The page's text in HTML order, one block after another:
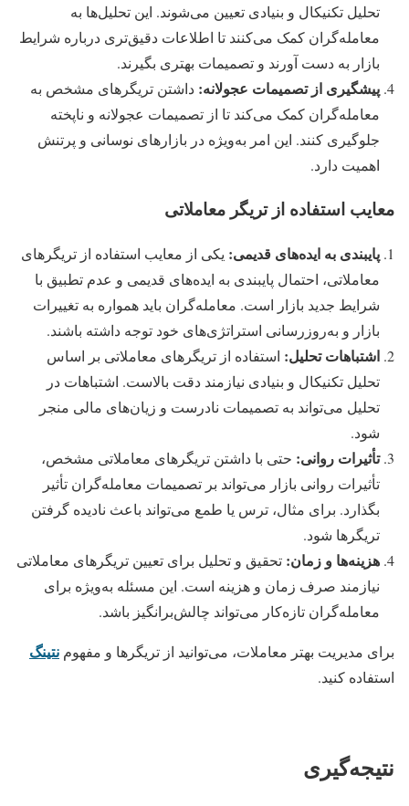
تحلیل تکنیکال و بنیادی تعیین می‌شوند. این تحلیل‌ها به
معامله‌گران کمک می‌کنند تا اطلاعات دقیق‌تری درباره شرایط
بازار به دست آورند و تصمیمات بهتری بگیرند.
پیشگیری از تصمیمات عجولانه: داشتن تریگرهای مشخص به
معامله‌گران کمک می‌کند تا از تصمیمات عجولانه و ناپخته
جلوگیری کنند. این امر به‌ویژه در بازارهای نوسانی و پرتنش
اهمیت دارد.
معایب استفاده از تریگر معاملاتی
پایبندی به ایده‌های قدیمی: یکی از معایب استفاده از تریگرهای
معاملاتی، احتمال پایبندی به ایده‌های قدیمی و عدم تطبیق با
شرایط جدید بازار است. معامله‌گران باید همواره به تغییرات
بازار و به‌روزرسانی استراتژی‌های خود توجه داشته باشند.
اشتباهات تحلیل: استفاده از تریگرهای معاملاتی بر اساس
تحلیل تکنیکال و بنیادی نیازمند دقت بالاست. اشتباهات در
تحلیل می‌تواند به تصمیمات نادرست و زیان‌های مالی منجر
شود.
تأثیرات روانی: حتی با داشتن تریگرهای معاملاتی مشخص،
تأثیرات روانی بازار می‌تواند بر تصمیمات معامله‌گران تأثیر
بگذارد. برای مثال، ترس یا طمع می‌تواند باعث نادیده گرفتن
تریگرها شود.
هزینه‌ها و زمان: تحقیق و تحلیل برای تعیین تریگرهای معاملاتی
نیازمند صرف زمان و هزینه است. این مسئله به‌ویژه برای
معامله‌گران تازه‌کار می‌تواند چالش‌برانگیز باشد.
برای مدیریت بهتر معاملات، می‌توانید از تریگرها و مفهوم نتینگ
استفاده کنید.
نتیجه‌گیری